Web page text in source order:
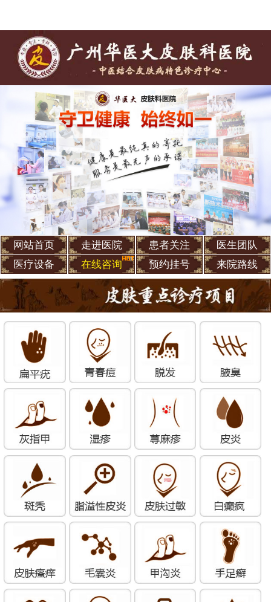
网站首页 走进医院 患者关注
医生团队
医疗设备
在线咨询 预约挂号 来院路线